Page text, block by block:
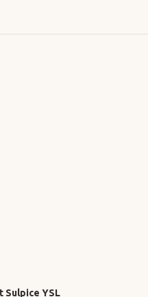
Sulpice YSL